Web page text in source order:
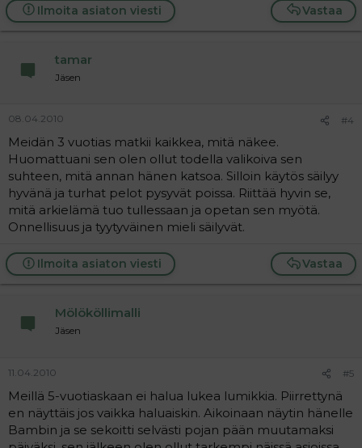
Vastaa
Ilmoita asiaton viesti
tamar
Jäsen
08.04.2010 #4
Meidän 3 vuotias matkii kaikkea, mitä näkee.
Huomattuani sen olen ollut todella valikoiva sen
suhteen, mitä annan hänen katsoa. Silloin käytös säilyy
hyvänä ja turhat pelot pysyvät poissa. Riittää hyvin se,
mitä arkielämä tuo tullessaan ja opetan sen myötä.
Onnellisuus ja tyytyväinen mieli säilyvät.
Vastaa
Ilmoita asiaton viesti
Mölököllimalli
Jäsen
11.04.2010 #5
Meillä 5-vuotiaskaan ei halua lukea lumikkia. Piirrettynä
en näyttäis jos vaikka haluaiskin. Aikoinaan näytin hänelle
Bambin ja se sekoitti selvästi pojan pään muutamaksi